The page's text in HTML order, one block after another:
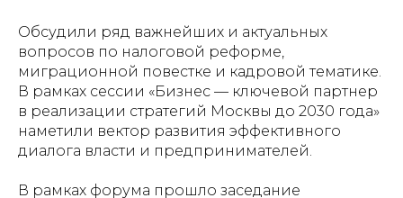
Обсудили ряд важнейших и актуальных
вопросов по налоговой реформе,
миграционной повестке и кадровой тематике.
В рамках сессии «Бизнес — ключевой партнер
в реализации стратегий Москвы до 2030 года»
наметили вектор развития эффективного
диалога власти и предпринимателей.
В рамках форума прошло заседание